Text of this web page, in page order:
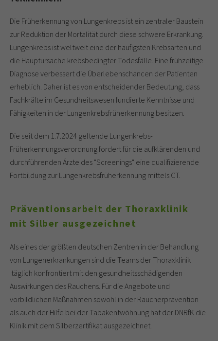
Die Früherkennung von Lungenkrebs ist ein zentraler Baustein
zur Reduktion der Mortalität durch diese schwere Erkrankung.
Lungenkrebs ist weltweit eine der häufigsten Krebsarten und
die Hauptursache krebsbedingter Todesfälle. Eine frühzeitige
Diagnose verbessert die Überlebenschancen der Patienten
erheblich. Daher ist es von entscheidender Bedeutung, dass
Fachkräfte im Gesundheitswesen fundierte Kenntnisse und
Fähigkeiten in der Lungenkrebsfrüherkennung besitzen.
Die seit dem 1.7.2024 geltende Lungenkrebs-
Früherkennungsverordnung fordert für die aufklärenden und
durchführenden Ärzte des "Screenings" eine qualifizierende
Fortbildung zur Lungenkrebsfrüherkennung mittels CT.
Präventionsarbeit der Thoraxklinik
mit Silber ausgezeichnet
Als eines der größten deutschen Zentren in der Behandlung
von Lungenerkrankungen sind die Teams der Thoraxklinik
täglich konfrontiert mit den gesundheitsschädigenden
Auswirkungen des Rauchens. Für die Angebote und
vorbildlichen Maßnahmen sowohl in der Raucherprävention
als auch der Hilfe bei der Tabakentwöhnung hat der DNRfK die
Klinik mit dem Silberzertifikat ausgezeichnet.